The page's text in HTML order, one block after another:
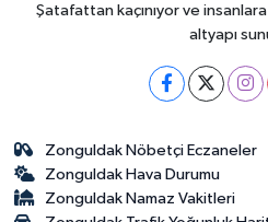
Şatafattan kaçınıyor ve
altyapı
Zonguldak Nöbetçi Eczaneler
Zonguldak Hava Durumu
Zonguldak Namaz Vakitleri